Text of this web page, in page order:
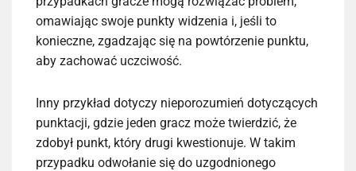
omawiając swoje punkty widzenia i, jeśli to
konieczne, zgadzając się na powtórzenie punktu,
aby zachować uczciwość.
Inny przykład dotyczy nieporozumień dotyczących
punktacji, gdzie jeden gracz może twierdzić, że
zdobył punkt, który drugi kwestionuje. W takim
przypadku odwołanie się do uzgodnionego